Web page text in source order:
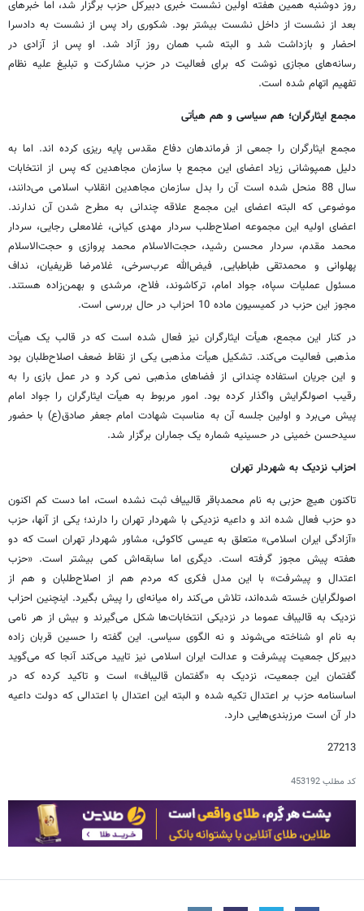
روز دوشنبه همین هفته اولین نشست خبری دبیرکل حزب برگزار شد، اما خبرهای
بعد از نشست از داخل نشست بیشتر بود. شکوری راد پس از نشست به دادسرا
احضار و بازداشت شد و البته شب همان روز آزاد شد. او پس از آزادی در
رسانه‌های مجازی نوشت که برای فعالیت در حزب مشارکت و تبلیغ علیه نظام
تفهیم اتهام شده است.
مجمع ایثارگران؛ هم سیاسی و هم هیأتی
مجمع ایثارگران را جمعی از فرماندهان دفاع مقدس پایه ریزی کرده اند. اما به
دلیل همپوشانی زیاد اعضای این مجمع با سازمان مجاهدین که پس از انتخابات
سال 88 منحل شده است آن را بدل سازمان مجاهدین انقلاب اسلامی می‌دانند،
موضوعی که البته اعضای این مجمع علاقه چندانی به مطرح شدن آن ندارند.
اعضای اولیه این مجموعه اصلاح‌طلب سردار مهدی کیانی، غلامعلی رجایی، سردار
محمد مقدم، سردار محسن رشید، حجت‌الاسلام محمد پروازی و حجت‌الاسلام
پهلوانی و محمدتقی طباطبایی٬ فیض‌الله عرب‌سرخی، غلامرضا ظریفیان، نداف
مسئول عملیات سپاه، جواد امام، ترکاشوند، فلاح، مرشدی و بهمن‌زاده هستند.
مجوز این حزب در کمیسیون ماده 10 احزاب در حال بررسی است.
در کنار این مجمع، هیأت ایثارگران نیز فعال شده است که در قالب یک هیأت
مذهبی فعالیت می‌کند. تشکیل هیأت مذهبی یکی از نقاط ضعف اصلاح‌طلبان بود
و این جریان استفاده چندانی از فضاهای مذهبی نمی کرد و در عمل بازی را به
رقیب اصولگرایش واگذار کرده بود. امور مربوط به هیأت ایثارگران را جواد امام
پیش می‌برد و اولین جلسه آن به مناسبت شهادت امام جعفر صادق(ع) با حضور
سیدحسن خمینی در حسینیه شماره یک جماران برگزار شد.
احزاب نزدیک به شهردار تهران
تاکنون هیچ حزبی به نام محمدباقر قالییاف ثبت نشده است، اما دست کم اکنون
دو حزب فعال شده اند و داعیه نزدیکی با شهردار تهران را دارند؛ یکی از آنها، حزب
«آزادگی ایران اسلامی» متعلق به عیسی کاکوئی، مشاور شهردار تهران است که دو
هفته پیش مجوز گرفته است. دیگری اما سابقه‌اش کمی بیشتر است. «حزب
اعتدال و پیشرفت» با این مدل فکری که مردم هم از اصلاح‌طلبان و هم از
اصولگرایان خسته شده‌اند، تلاش می‌کند راه میانه‌ای را پیش بگیرد. اینچنین احزاب
نزدیک به قالیباف عموما در نزدیکی انتخابات‌ها شکل می‌گیرند و بیش از هر نامی
به نام او شناخته می‌شوند و نه الگوی سیاسی. این گفته را حسین قربان زاده
دبیرکل جمعیت پیشرفت و عدالت ایران اسلامی نیز تایید می‌کند آنجا که می‌گوید
گفتمان این جمعیت، نزدیک به «گفتمان قالیباف» است و تاکید کرده که در
اساسنامه حزب بر اعتدال تکیه شده و البته این اعتدال با اعتدالی که دولت داعیه
دار آن است مرزبندی‌هایی دارد.
27213
کد مطلب453192